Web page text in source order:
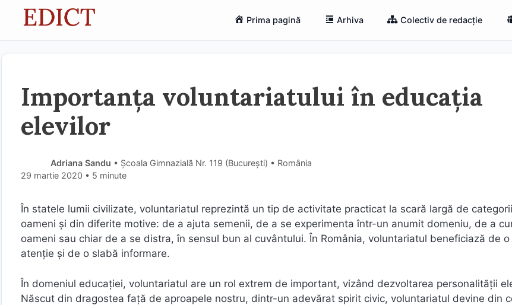
Prima pagină Arhiva Colectiv de redacție
Importanța voluntariatului în educația
elevilor
Adriana Sandu • Școala Gimnazială Nr. 119 (Bucureşti) • România
29 martie 2020 • 5 minute
În statele lumii civilizate, voluntariatul reprezintă un tip de activitate practicat la scară largă de
oameni și din diferite motive: de a ajuta semenii, de a se experimenta într-un anumit domeniu, de a
oameni sau chiar de a se distra, în sensul bun al cuvântului. În România, voluntariatul beneficiază de o
atenție și de o slabă informare.
În domeniul educației, voluntariatul are un rol extrem de important, vizând dezvoltarea personalității
Născut din dragostea față de aproapele nostru, dintr-un adevărat spirit civic, voluntariatul devine din